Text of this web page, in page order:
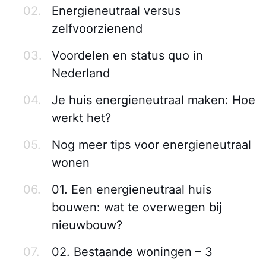
02.
Energieneutraal versus
zelfvoorzienend
03.
Voordelen en status quo in
Nederland
04.
Je huis energieneutraal maken: Hoe
werkt het?
05.
Nog meer tips voor energieneutraal
wonen
06.
01. Een energieneutraal huis
bouwen: wat te overwegen bij
nieuwbouw?
07.
02. Bestaande woningen – 3